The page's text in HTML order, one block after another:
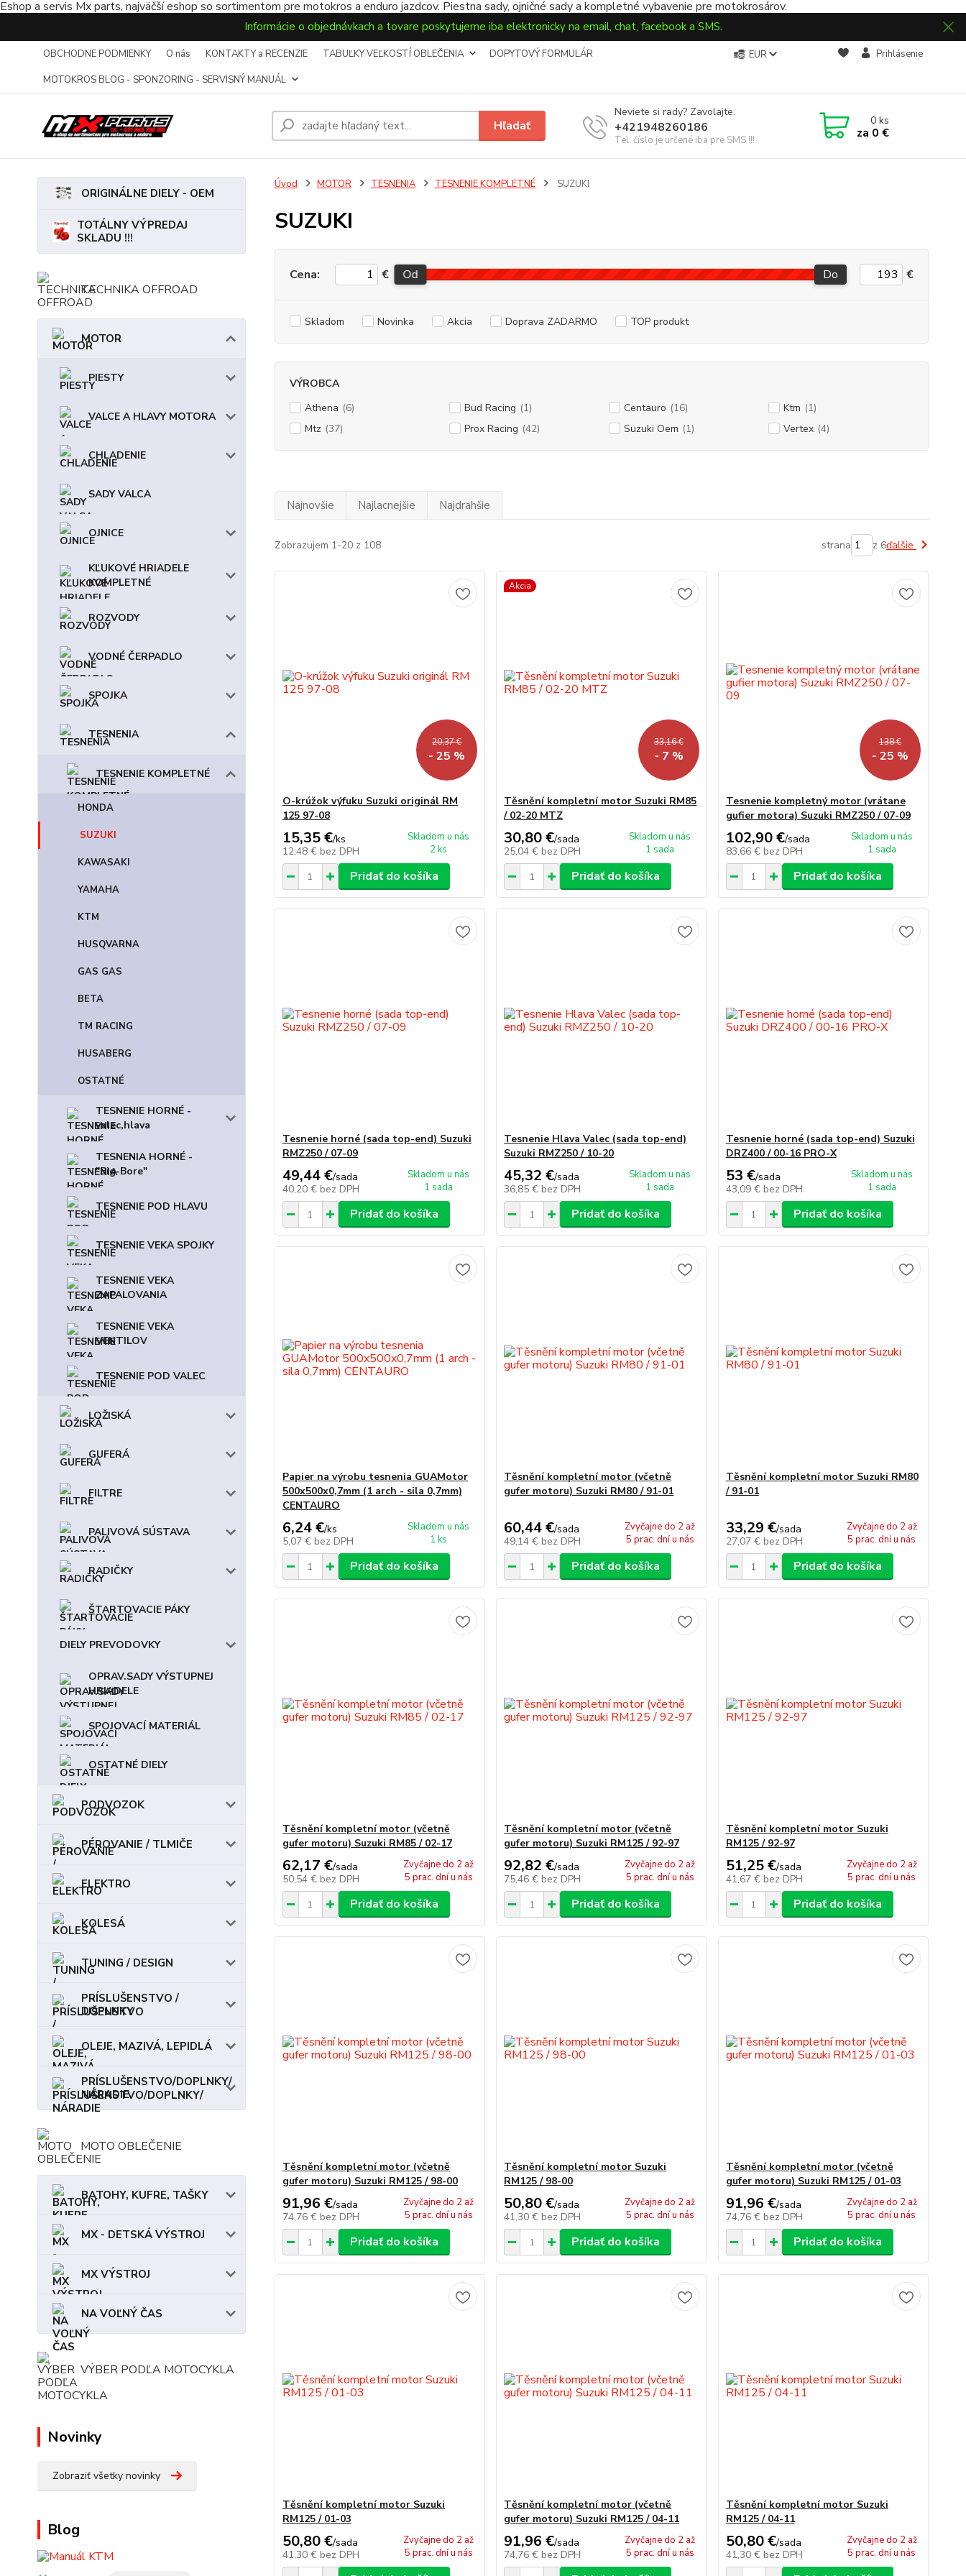
Eshop a servis Mx parts, najväčší eshop so sortimentom pre motokros a enduro jazdcov. Piestna sady, ojničné sady a kompletné vybavenie pre motokrosárov.
Informácie o objednávkach a tovare poskytujeme iba elektronicky na email, chat, facebook a SMS.
OBCHODNE PODMIENKY O nás KONTAKTY a RECENZIE TABUĽKY VEĽKOSTÍ OBLEČENIA
DOPYTOVÝ FORMULÁR
MOTOKROS BLOG - SPONZORING - SERVISNÝ MANUÁL
EUR Prihlásenie
Hľadať
Neviete si rady? Zavolajte.
+421948260186
Tel. číslo je určené iba pre SMS !!!
0ks
za 0 €
ORIGINÁLNE DIELY - OEM
TOTÁLNY VÝPREDAJ
SKLADU !!!
TECHNIKA OFFROAD
MOTOR
PIESTY
VALCE A HLAVY MOTORA
CHLADENIE
SADY VALCA
OJNICE
KĽUKOVÉ HRIADELE
KOMPLETNÉ
ROZVODY
VODNÉ ČERPADLO
SPOJKA
TESNENIA
TESNENIE KOMPLETNÉ
HONDA
SUZUKI
KAWASAKI
YAMAHA
KTM
HUSQVARNA
GAS GAS
BETA
TM RACING
HUSABERG
OSTATNÉ
TESNENIE HORNÉ -
valec,hlava
TESNENIA HORNÉ -
"Big-Bore"
TESNENIE POD HLAVU
TESNENIE VEKA SPOJKY
TESNENIE VEKA
ZAPALOVANIA
TESNENIE VEKA
VENTILOV
TESNENIE POD VALEC
LOŽISKÁ
GUFERÁ
FILTRE
PALIVOVÁ SÚSTAVA
RADIČKY
ŠTARTOVACIE PÁKY
DIELY PREVODOVKY
OPRAV.SADY VÝSTUPNEJ
HRIADELE
SPOJOVACÍ MATERIÁL
OSTATNÉ DIELY
PODVOZOK
PÉROVANIE / TLMIČE
ELEKTRO
KOLESÁ
TUNING / DESIGN
PRÍSLUŠENSTVO /
DOPLNKY
OLEJE, MAZIVÁ, LEPIDLÁ
PRÍSLUŠENSTVO/DOPLNKY/
NÁRADIE
MOTO OBLEČENIE
BATOHY, KUFRE, TAŠKY
MX - DETSKÁ VÝSTROJ
MX VÝSTROJ
NA VOĽNÝ ČAS
VÝBER PODĽA MOTOCYKLA
Novinky
Zobraziť všetky novinky
Blog
Úvod MOTOR TESNENIA TESNENIE KOMPLETNÉ SUZUKI
SUZUKI
Cena: € Od Do €
Skladom Novinka Akcia Doprava ZADARMO TOP produkt
VÝROBCA
Athena (6) Bud Racing (1) Centauro (16) Ktm (1)
Mtz (37) Prox Racing (42) Suzuki Oem (1) Vertex (4)
Najnovšie Najlacnejšie Najdrahšie
Zobrazujem 1-20 z 108 strana z 6ďalšie
20,37 €
- 25 %
O-krúžok výfuku Suzuki originál RM
125 97-08
15,35 €/ks
12,48 € bez DPH
Skladom u nás
2 ks
Pridať do košíka
Akcia
33,16 €
- 7 %
Těsnění kompletní motor Suzuki RM85
/ 02-20 MTZ
30,80 €/sada
25,04 € bez DPH
Skladom u nás
1 sada
Pridať do košíka
138 €
- 25 %
Tesnenie kompletný motor (vrátane
gufier motora) Suzuki RMZ250 / 07-09
102,90 €/sada
83,66 € bez DPH
Skladom u nás
1 sada
Pridať do košíka
Tesnenie horné (sada top-end) Suzuki
RMZ250 / 07-09
49,44 €/sada
40,20 € bez DPH
Skladom u nás
1 sada
Pridať do košíka
Tesnenie Hlava Valec (sada top-end)
Suzuki RMZ250 / 10-20
45,32 €/sada
36,85 € bez DPH
Skladom u nás
1 sada
Pridať do košíka
Tesnenie horné (sada top-end) Suzuki
DRZ400 / 00-16 PRO-X
53 €/sada
43,09 € bez DPH
Skladom u nás
1 sada
Pridať do košíka
Papier na výrobu tesnenia GUAMotor
500x500x0,7mm (1 arch - sila 0,7mm)
CENTAURO
6,24 €/ks
5,07 € bez DPH
Skladom u nás
1 ks
Pridať do košíka
Těsnění kompletní motor (včetně
gufer motoru) Suzuki RM80 / 91-01
60,44 €/sada
49,14 € bez DPH
Zvyčajne do 2 až
5 prac. dní u nás
Pridať do košíka
Těsnění kompletní motor Suzuki RM80
/ 91-01
33,29 €/sada
27,07 € bez DPH
Zvyčajne do 2 až
5 prac. dní u nás
Pridať do košíka
Těsnění kompletní motor (včetně
gufer motoru) Suzuki RM85 / 02-17
62,17 €/sada
50,54 € bez DPH
Zvyčajne do 2 až
5 prac. dní u nás
Pridať do košíka
Těsnění kompletní motor (včetně
gufer motoru) Suzuki RM125 / 92-97
92,82 €/sada
75,46 € bez DPH
Zvyčajne do 2 až
5 prac. dní u nás
Pridať do košíka
Těsnění kompletní motor Suzuki
RM125 / 92-97
51,25 €/sada
41,67 € bez DPH
Zvyčajne do 2 až
5 prac. dní u nás
Pridať do košíka
Těsnění kompletní motor (včetně
gufer motoru) Suzuki RM125 / 98-00
91,96 €/sada
74,76 € bez DPH
Zvyčajne do 2 až
5 prac. dní u nás
Pridať do košíka
Těsnění kompletní motor Suzuki
RM125 / 98-00
50,80 €/sada
41,30 € bez DPH
Zvyčajne do 2 až
5 prac. dní u nás
Pridať do košíka
Těsnění kompletní motor (včetně
gufer motoru) Suzuki RM125 / 01-03
91,96 €/sada
74,76 € bez DPH
Zvyčajne do 2 až
5 prac. dní u nás
Pridať do košíka
Těsnění kompletní motor Suzuki
RM125 / 01-03
50,80 €/sada
41,30 € bez DPH
Zvyčajne do 2 až
5 prac. dní u nás
Těsnění kompletní motor (včetně
gufer motoru) Suzuki RM125 / 04-11
91,96 €/sada
74,76 € bez DPH
Zvyčajne do 2 až
5 prac. dní u nás
Těsnění kompletní motor Suzuki
RM125 / 04-11
50,80 €/sada
41,30 € bez DPH
Zvyčajne do 2 až
5 prac. dní u nás